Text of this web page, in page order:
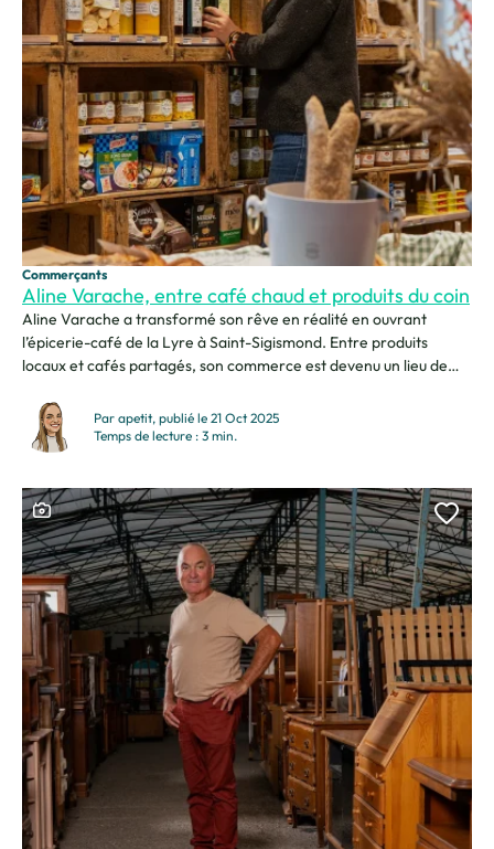
Aline Varache, entre café chaud et produits du coin
Commerçants
Aline Varache a transformé son rêve en réalité en ouvrant
l’épicerie-café de la Lyre à Saint-Sigismond. Entre produits
locaux et cafés partagés, son commerce est devenu un lieu de
Varache, gérante de l’épicerie-café de la Lyre à Saint-
Sigismond. Une idée qui a fait son...
Par apetit, publié le 21 Oct 2025
Temps de lecture : 3 min.
Ce contenu contient une galerie photo